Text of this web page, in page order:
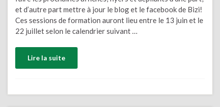
et d’autre part mettre à jour le blog et le facebook de Bizi!
Ces sessions de formation auront lieu entre le 13 juin et le
22 juillet selon le calendrier suivant …
Lire la suite